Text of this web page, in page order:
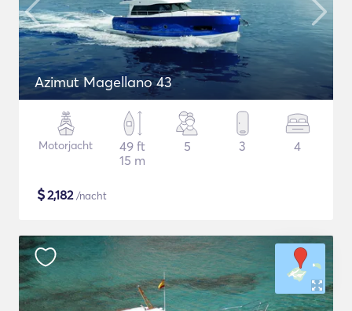
Azimut Magellano 43
Motorjacht
49 ft
15 m
5 3 4
$2,182/nacht